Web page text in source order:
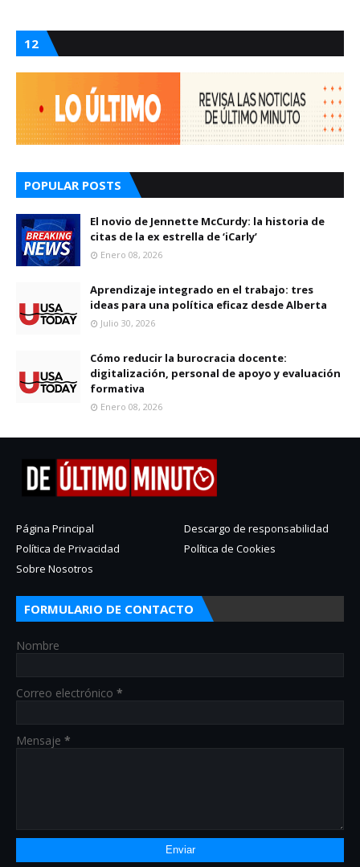
12
POPULAR POSTS
El novio de Jennette McCurdy: la historia de
citas de la ex estrella de ‘iCarly’
Enero 08, 2026
Aprendizaje integrado en el trabajo: tres
ideas para una política eficaz desde Alberta
Julio 30, 2026
Cómo reducir la burocracia docente:
digitalización, personal de apoyo y evaluación
formativa
Enero 08, 2026
Página Principal
Descargo de responsabilidad
Política de Privacidad
Política de Cookies
Sobre Nosotros
FORMULARIO DE CONTACTO
Nombre
Correo electrónico *
Mensaje *